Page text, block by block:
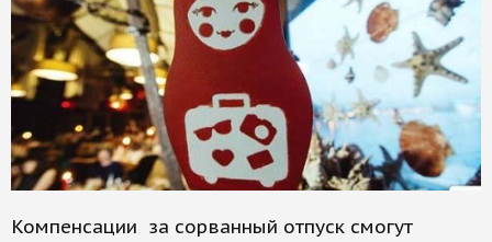
Компенсации за сорванный отпуск смогут